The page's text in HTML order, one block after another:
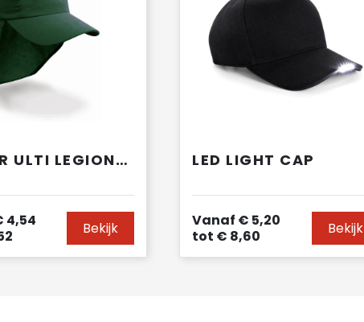
JUNIOR ULTI LEGIONNAIRE CAP
4,54
Bekijk
LED LIGHT CAP
Vanaf € 5,20
tot € 8,60 Bekijk